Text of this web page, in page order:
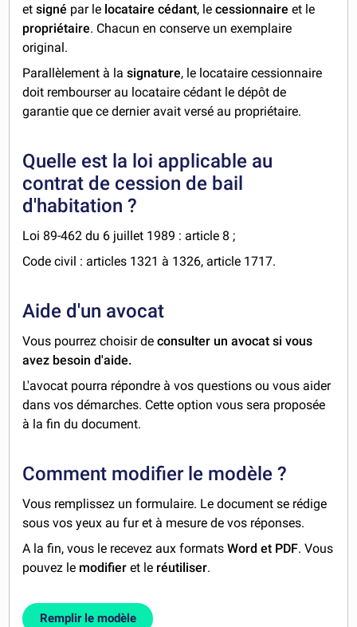
etsigné par le locataire cédant, lecessionnaire et le
propriétaire. Chacun en conserve un exemplaire
original.
Parallèlement à la signature, le locataire cessionnaire
doit rembourser au locataire cédant le dépôt de
garantie que ce dernier avait versé au propriétaire.
Quelle est la loi applicable au
contrat de cession de bail
d'habitation ?
Loi 89-462 du 6 juillet 1989 : article 8 ;
Code civil : articles 1321 à 1326, article 1717.
Aide d'un avocat
Vous pourrez choisir deconsulter un avocat si vous
avez besoin d'aide.
L'avocat pourra répondre à vos questions ou vous aider
dans vos démarches. Cette option vous sera proposée
à la fin du document.
Comment modifier le modèle ?
Vous remplissez un formulaire. Le document se rédige
sous vos yeux au fur et à mesure de vos réponses.
A la fin, vous le recevez aux formatsWord et PDF. Vous
pouvez le modifier et le réutiliser.
Remplir le modèle